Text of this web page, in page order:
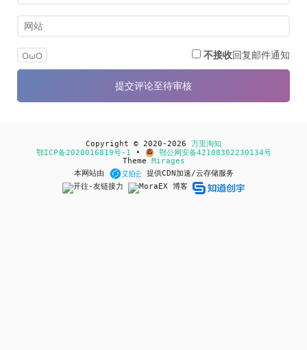
OωO 不接收回复邮件通知
Copyright © 2020-2026 万里淘知
鄂ICP备2020016819号-1 •
鄂公网安备42108302230134号
Theme Mirages
本网站由
提供CDN加速/云存储服务